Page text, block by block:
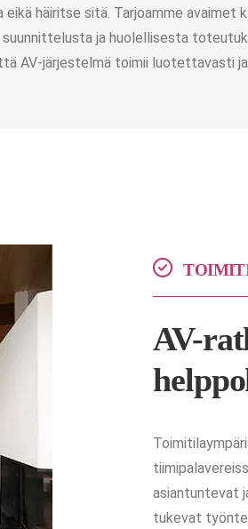
häiritse sitä. Tarjoamme avaimet
ja huolellisesta
AV-järjestelmä toimii luotettavasti
AV-
asiantuntevat
tukevat